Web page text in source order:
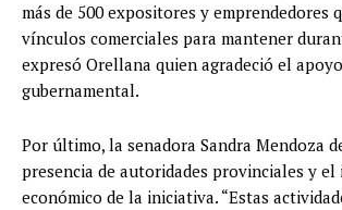
más de 500 expositores y emprendedores
vínculos comerciales para mantener
expresó Orellana quien agradeció el
gubernamental.
Por último, la senadora Sandra Mendoza
presencia de autoridades provinciales y el
económico de la iniciativa. “Estas